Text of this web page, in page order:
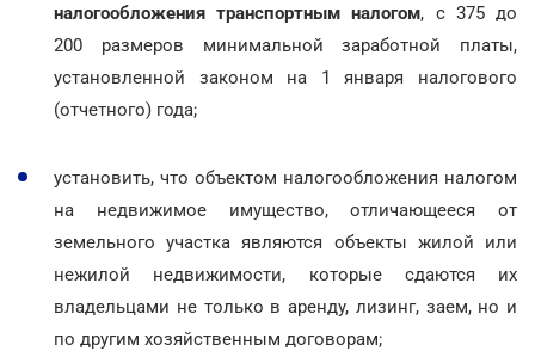
налогообложения транспортным налогом, с 375 до
200 размеров минимальной заработной платы,
установленной законом на 1 января налогового
(отчетного) года;
установить, что объектом налогообложения налогом
на недвижимое имущество, отличающееся от
земельного участка являются объекты жилой или
нежилой недвижимости, которые сдаются их
владельцами не только в аренду, лизинг, заем, но и
по другим хозяйственным договорам;